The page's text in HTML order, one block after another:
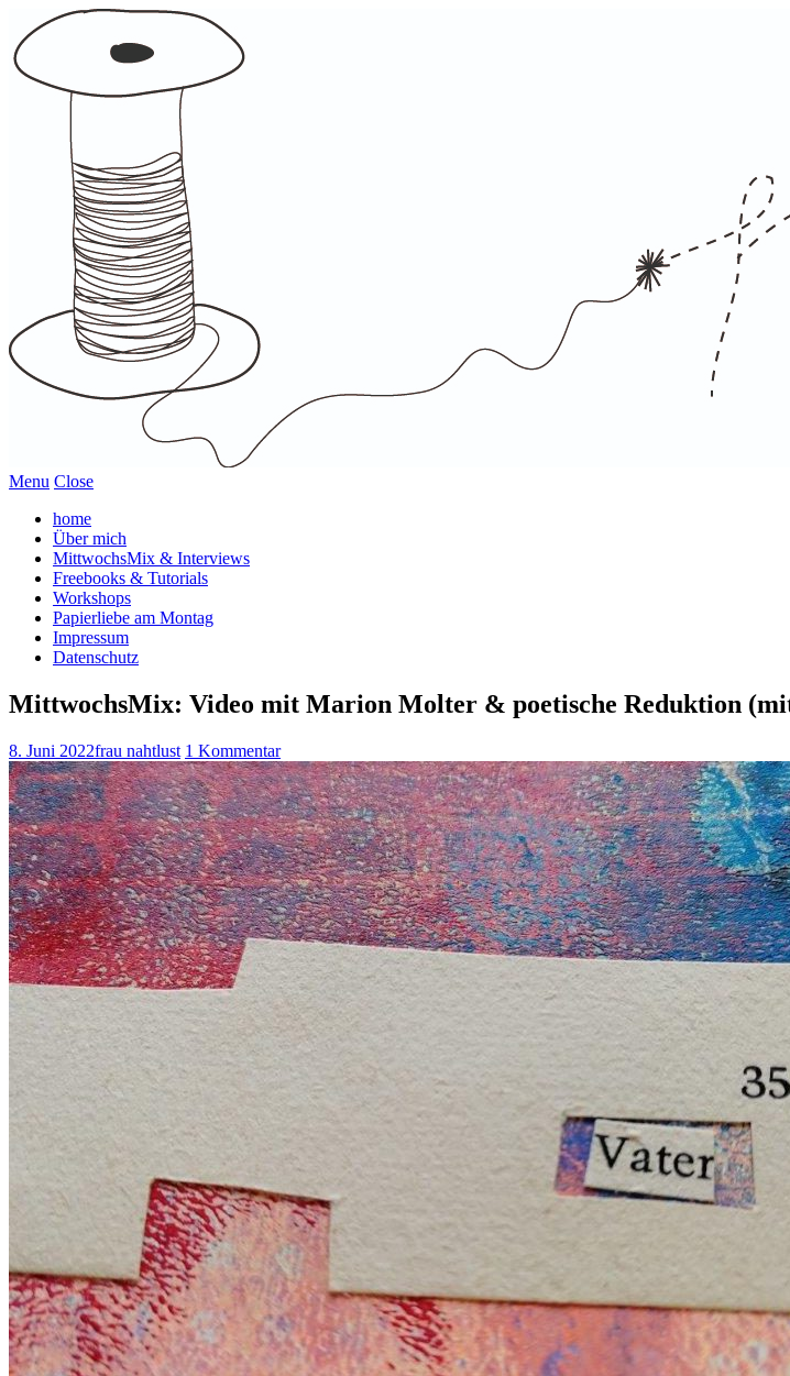
Menu Close
home
Über mich
MittwochsMix & Interviews
Freebooks & Tutorials
Workshops
Papierliebe am Montag
Impressum
Datenschutz
MittwochsMix: Video mit Marion Molter & poetische Reduktion
8. Juni 2022frau nahtlust 1 Kommentar